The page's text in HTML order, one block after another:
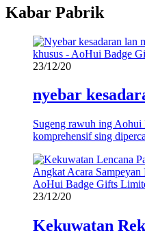
Kabar Pabrik
23/12/20
nyebar
Sugeng rawuh ing
komprehensif sing
23/12/20
Kekuwatan